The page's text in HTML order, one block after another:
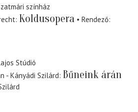
színház
Koldusopera
Rendező
Stúdió
- Kányádi Szilárd Bűneink árán